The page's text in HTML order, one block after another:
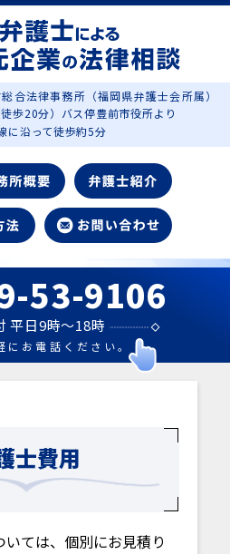
合法律事務所（福岡県弁護士会所属）
歩20分）バス停豊前市役所より
って徒歩約5分
53-9106
平日9時～18時
にお電話ください。
士費用
ては、個別にお見積り